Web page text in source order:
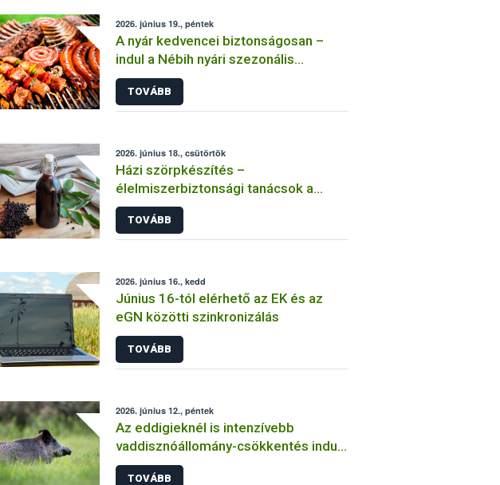
2026. június 19., péntek
A nyár kedvencei biztonságosan –
indul a Nébih nyári szezonális
ellenőrzése
TOVÁBB
2026. június 18., csütörtök
Házi szörpkészítés –
élelmiszerbiztonsági tanácsok a
Nébih-től
TOVÁBB
2026. június 16., kedd
Június 16-tól elérhető az EK és az
eGN közötti szinkronizálás
TOVÁBB
2026. június 12., péntek
Az eddigieknél is intenzívebb
vaddisznóállomány-csökkentés indul
az ASP megfékezésére
TOVÁBB